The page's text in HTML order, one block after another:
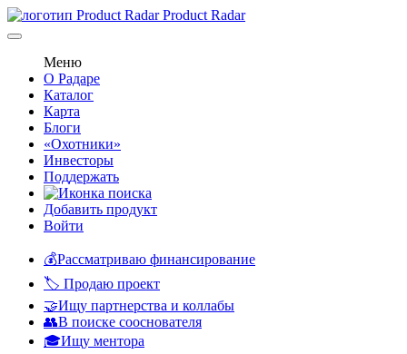
Product Radar
Меню
О Радаре
Каталог
Карта
Блоги
«Охотники»
Инвесторы
Поддержать
Добавить продукт
Войти
💰Рассматриваю финансирование
🏷️ Продаю проект
🤝Ищу партнерства и коллабы
👥В поиске сооснователя
🎓Ищу ментора